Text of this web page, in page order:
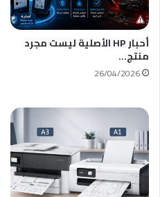
أحبار HP الأصلية ليست مجرد
منتج…
26/04/2026